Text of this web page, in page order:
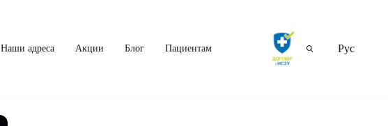
Наши адреса Акции Блог Пациентам Рус